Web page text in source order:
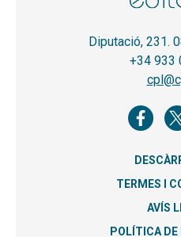
Diputació, 231.
+34 933
TERMES I
AVÍS
POLÍTICA